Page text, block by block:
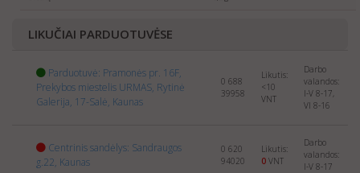
LIKUČIAI PARDUOTUVĖSE
Parduotuvė: Pramonės pr. 16F,
Prekybos miestelis URMAS, Rytinė
Galerija, 17-Salė, Kaunas
0 688
39958
Likutis:
<10
VNT
Darbo
valandos:
I-V 8-17,
VI 8-16
Centrinis sandėlys: Sandraugos
g.22, Kaunas
0 620
94020
Likutis:
0 VNT
Darbo
valandos:
I-V 8-17